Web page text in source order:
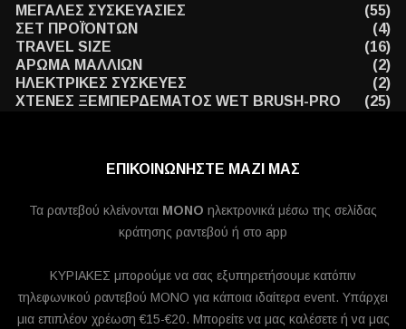
ΜΕΓΑΛΕΣ ΣΥΣΚΕΥΑΣΙΕΣ
(55)
ΣΕΤ ΠΡΟΪΌΝΤΩΝ
(4)
TRAVEL SIZE
(16)
ΑΡΩΜΑ ΜΑΛΛΙΩΝ
(2)
ΗΛΕΚΤΡΙΚΕΣ ΣΥΣΚΕΥΕΣ
(2)
ΧΤΕΝΕΣ ΞΕΜΠΕΡΔΕΜΑΤΟΣ WET BRUSH-PRO
(25)
ΕΠΙΚΟΙΝΩΝΗΣΤΕ ΜΑΖΙ ΜΑΣ
Τα ραντεβού κλείνονται MONO ηλεκτρονικά μέσω της σελίδας
κράτησης ραντεβού ή στο app
ΚΥΡΙΑΚΕΣ μπορούμε να σας εξυπηρετήσουμε κατόπιν
τηλεφωνικού ραντεβού ΜΟΝΟ για κάποια ιδαίτερα event. Υπάρχει
μια επιπλέον χρέωση €15-€20. Μπορείτε να μας καλέσετε ή να μας